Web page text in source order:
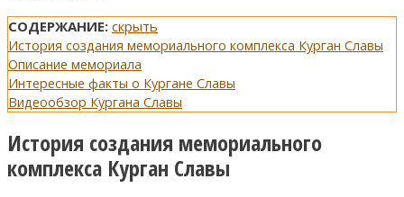
СОДЕРЖАНИЕ: скрыть
История создания мемориального комплекса Курган Славы
Описание мемориала
Интересные факты о Кургане Славы
Видеообзор Кургана Славы
История создания мемориального
комплекса Курган Славы